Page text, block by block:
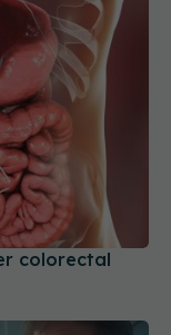
colorectal